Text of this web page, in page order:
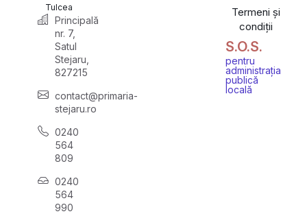
Tulcea
Principală
nr. 7,
Satul
Stejaru,
827215
contact@primaria-
stejaru.ro
0240
564
809
0240
564
990
Termeni și
condiții
S.O.S.
pentru
administrația
publică
locală